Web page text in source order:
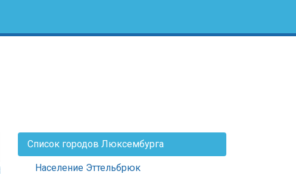
Список городов Люксембурга
Население Эттельбрюк